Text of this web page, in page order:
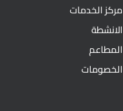
مركز الخدمات
الانشطة
المطاعم
الخصومات